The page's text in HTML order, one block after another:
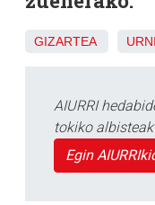
GIZARTEA
AIURRI
tokiko
Egin